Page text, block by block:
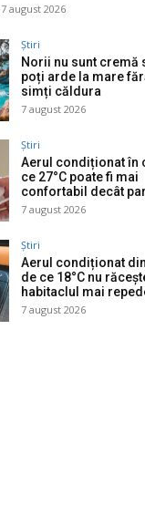
7 august 2026
Știri
Norii nu sunt cremă
poți arde la mare
simți căldura
7 august 2026
Știri
Aerul condiționat în
ce 27°C poate fi mai
confortabil decât
7 august 2026
Știri
Aerul condiționat
de ce 18°C nu
habitaclul mai
7 august 2026